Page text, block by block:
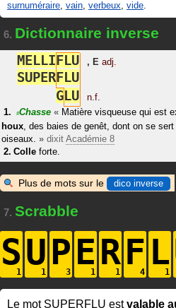
surnuméraire vain verbeux vide
6. Dictionnaire inverse
MELLIFLU , E adj.
SUPERFLU
GLU n.f.
#Chasse « Matière visqueuse qui est
houx , des baies de genêt, dont on se
oiseaux. » dixit Académie 8
Colle forte.
Plus de mots sur le dico inverse
7. Scrabble
SUPERF L
Le mot SUPERFLU estvalable